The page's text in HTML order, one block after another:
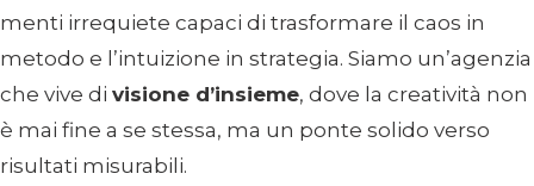
menti irrequiete capaci di trasformare il caos in
metodo e l’intuizione in strategia. Siamo un’agenzia
che vive di visione d’insieme, dove la creatività non
è mai fine a se stessa, ma un ponte solido verso
risultati misurabili.